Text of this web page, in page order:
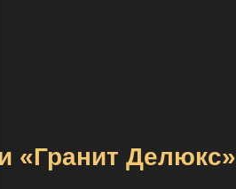
«Гранит Делюкс»